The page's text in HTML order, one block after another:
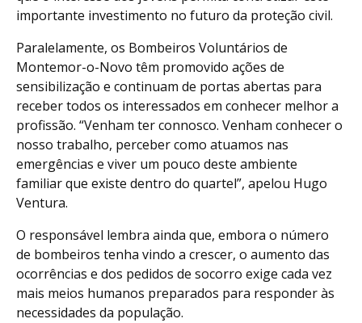
importante investimento no futuro da proteção civil.
Paralelamente, os Bombeiros Voluntários de
Montemor-o-Novo têm promovido ações de
sensibilização e continuam de portas abertas para
receber todos os interessados em conhecer melhor a
profissão. “Venham ter connosco. Venham conhecer o
nosso trabalho, perceber como atuamos nas
emergências e viver um pouco deste ambiente
familiar que existe dentro do quartel”, apelou Hugo
Ventura.
O responsável lembra ainda que, embora o número
de bombeiros tenha vindo a crescer, o aumento das
ocorrências e dos pedidos de socorro exige cada vez
mais meios humanos preparados para responder às
necessidades da população.